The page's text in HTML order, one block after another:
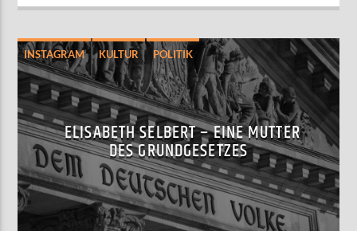
INSTAGRAM KULTUR POLITIK
ELISABETH SELBERT – EINE MUTTER
DES GRUNDGESETZES